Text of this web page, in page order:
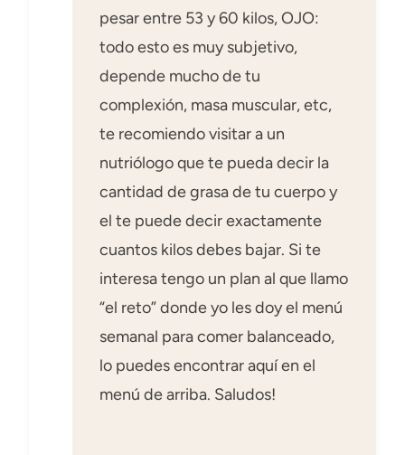
pesar entre 53 y 60 kilos, OJO:
todo esto es muy subjetivo,
depende mucho de tu
complexión, masa muscular, etc,
te recomiendo visitar a un
nutriólogo que te pueda decir la
cantidad de grasa de tu cuerpo y
el te puede decir exactamente
cuantos kilos debes bajar. Si te
interesa tengo un plan al que llamo
“el reto” donde yo les doy el menú
semanal para comer balanceado,
lo puedes encontrar aquí en el
menú de arriba. Saludos!